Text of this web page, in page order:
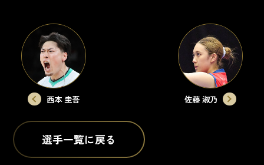
西本 圭吾
選手一覧に戻る
佐藤 淑乃
宮部 智大
わだ ゆきこ